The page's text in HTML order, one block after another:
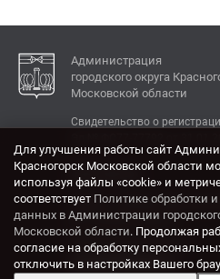
Администрация
городского округа
Московской области
Свидетельство о
КОНТАКТЫ
Адрес: 143404,
ул. Ленина, дом 4.
Электронная почта:
krasrn@mosreg.ru
Для улучшения работы сайт
Красногорск Московской области
используя файлы «cookie» и
соответствует Политике обработки
данных в Администрации
Московской области. Продолжая
согласие на обработку
отключить в настройках Вашего